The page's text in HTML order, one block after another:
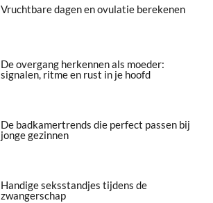
Vruchtbare dagen en ovulatie berekenen
De overgang herkennen als moeder:
signalen, ritme en rust in je hoofd
De badkamertrends die perfect passen bij
jonge gezinnen
Handige seksstandjes tijdens de
zwangerschap